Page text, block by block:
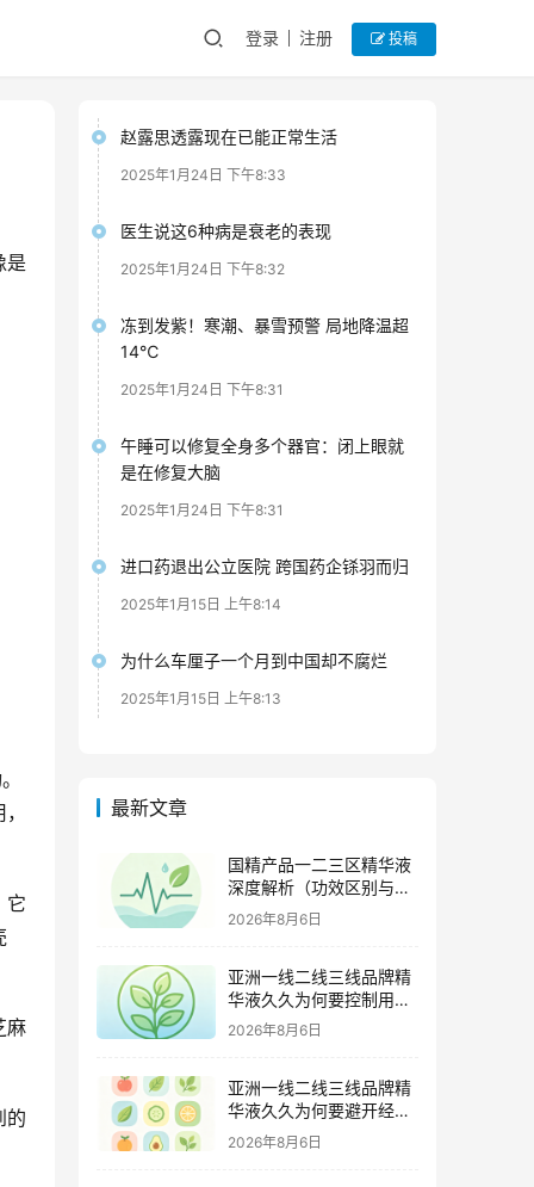
登录 注册 投稿
是
它
麻
的
赵露思透露现在已能正常生活
2025年1月24日 下午8:33
医生说这6种病是衰老的表现
2025年1月24日 下午8:32
冻到发紫！寒潮、暴雪预警 局地降温超
14℃
2025年1月24日 下午8:31
午睡可以修复全身多个器官：闭上眼就
是在修复大脑
2025年1月24日 下午8:31
进口药退出公立医院 跨国药企铩羽而归
2025年1月15日 上午8:14
为什么车厘子一个月到中国却不腐烂
2025年1月15日 上午8:13
最新文章
国精产品一二三区精华液
深度解析（功效区别与适
用肤质全指南）
2026年8月6日
亚洲一线二线三线品牌精
华液久久为何要控制用量
（过度使用与皮肤负担的
2026年8月6日
亚洲一线二线三线品牌精
华液久久为何要避开经期
（激素变化与皮肤敏感度
关联）
2026年8月6日